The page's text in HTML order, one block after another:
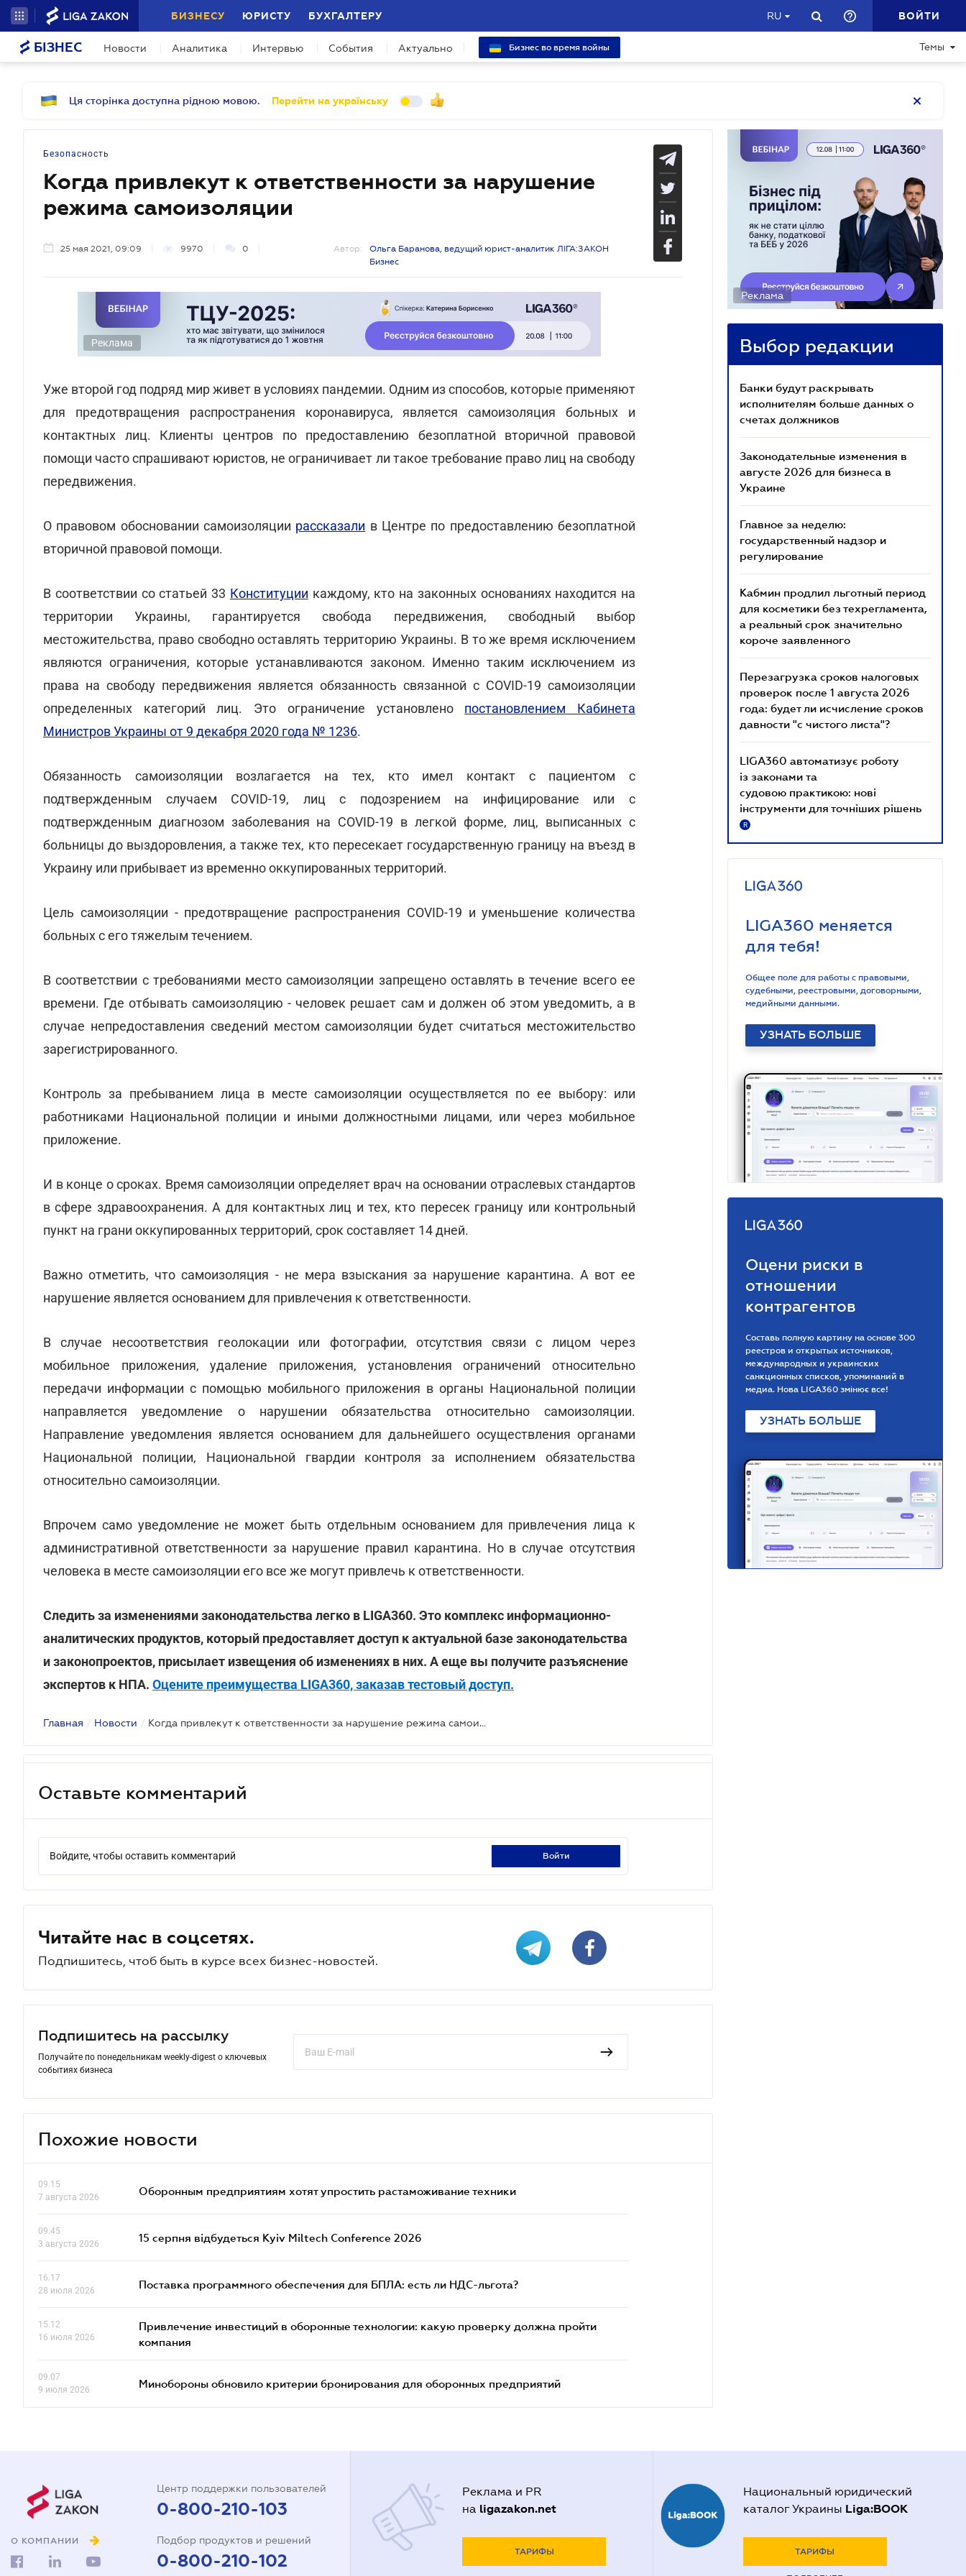
БИЗНЕСУ ЮРИСТУ БУХГАЛТЕРУ RU ВОЙТИ
БІЗНЕС Новости Аналитика Интервью События Актуально Бизнес во время войны Темы
Ця сторінка доступна рідною мовою. Перейти на українську
Безопасность
Когда привлекут к ответственности за нарушение
режима самоизоляции
25 мая 2021, 09:09 9970 0 Автор:
Ольга Баранова, ведущий юрист-аналитик ЛІГА:ЗАКОН
Бизнес
Реклама
Уже второй год подряд мир живет в условиях пандемии. Одним из способов, которые применяют
для предотвращения распространения коронавируса, является самоизоляция больных и
контактных лиц. Клиенты центров по предоставлению безоплатной вторичной правовой
помощи часто спрашивают юристов, не ограничивает ли такое требование право лиц на свободу
передвижения.
О правовом обосновании самоизоляции рассказали в Центре по предоставлению безоплатной
вторичной правовой помощи.
В соответствии со статьей 33 Конституции каждому, кто на законных основаниях находится на
территории Украины, гарантируется свобода передвижения, свободный выбор
местожительства, право свободно оставлять территорию Украины. В то же время исключением
являются ограничения, которые устанавливаются законом. Именно таким исключением из
права на свободу передвижения является обязанность связанной с COVID-19 самоизоляции
определенных категорий лиц. Это ограничение установлено постановлением Кабинета
Министров Украины от 9 декабря 2020 года № 1236.
Обязанность самоизоляции возлагается на тех, кто имел контакт с пациентом с
подтвержденным случаем COVID-19, лиц с подозрением на инфицирование или с
подтвержденным диагнозом заболевания на COVID-19 в легкой форме, лиц, выписанных с
больницы до выздоровления, а также тех, кто пересекает государственную границу на въезд в
Украину или прибывает из временно оккупированных территорий.
Цель самоизоляции - предотвращение распространения COVID-19 и уменьшение количества
больных с его тяжелым течением.
В соответствии с требованиями место самоизоляции запрещено оставлять в течение всего ее
времени. Где отбывать самоизоляцию - человек решает сам и должен об этом уведомить, а в
случае непредоставления сведений местом самоизоляции будет считаться местожительство
зарегистрированного.
Контроль за пребыванием лица в месте самоизоляции осуществляется по ее выбору: или
работниками Национальной полиции и иными должностными лицами, или через мобильное
приложение.
И в конце о сроках. Время самоизоляции определяет врач на основании отраслевых стандартов
в сфере здравоохранения. А для контактных лиц и тех, кто пересек границу или контрольный
пункт на грани оккупированных территорий, срок составляет 14 дней.
Важно отметить, что самоизоляция - не мера взыскания за нарушение карантина. А вот ее
нарушение является основанием для привлечения к ответственности.
В случае несоответствия геолокации или фотографии, отсутствия связи с лицом через
мобильное приложения, удаление приложения, установления ограничений относительно
передачи информации с помощью мобильного приложения в органы Национальной полиции
направляется уведомление о нарушении обязательства относительно самоизоляции.
Направление уведомления является основанием для дальнейшего осуществления органами
Национальной полиции, Национальной гвардии контроля за исполнением обязательства
относительно самоизоляции.
Впрочем само уведомление не может быть отдельным основанием для привлечения лица к
административной ответственности за нарушение правил карантина. Но в случае отсутствия
человека в месте самоизоляции его все же могут привлечь к ответственности.
Следить за изменениями законодательства легко в LIGA360. Это комплекс информационно-
аналитических продуктов, который предоставляет доступ к актуальной базе законодательства
и законопроектов, присылает извещения об изменениях в них. А еще вы получите разъяснение
экспертов к НПА. Оцените преимущества LIGA360, заказав тестовый доступ.
Главная / Новости / Когда привлекут к ответственности за нарушение режима самоизоляции
Оставьте комментарий
Войдите, чтобы оставить комментарий войти
Читайте нас в соцсетях.
Подпишитесь, чтоб быть в курсе всех бизнес-новостей.
Подпишитесь на рассылку
Получайте по понедельникам weekly-digest о ключевых
событиях бизнеса
Похожие новости
09.15
7 августа 2026
Оборонным предприятиям хотят упростить растаможивание техники
09.45
3 августа 2026
15 серпня відбудеться Kyiv Miltech Conference 2026
16.17
28 июля 2026
Поставка программного обеспечения для БПЛА: есть ли НДС-льгота?
15.12
16 июля 2026
Привлечение инвестиций в оборонные технологии: какую проверку должна пройти
компания
09.07
9 июля 2026
Минобороны обновило критерии бронирования для оборонных предприятий
Реклама
Выбор редакции
Банки будут раскрывать
исполнителям больше данных о
счетах должников
Законодательные изменения в
августе 2026 для бизнеса в
Украине
Главное за неделю:
государственный надзор и
регулирование
Кабмин продлил льготный период
для косметики без техрегламента,
а реальный срок значительно
короче заявленного
Перезагрузка сроков налоговых
проверок после 1 августа 2026
года: будет ли исчисление сроков
давности "с чистого листа"?
LIGA360 автоматизує роботу
із законами та
судовою практикою: нові
інструменти для точніших рішень
R
LIGA360 меняется
для тебя!
Общее поле для работы с правовыми,
судебными, реестровыми, договорными,
медийными данными.
УЗНАТЬ БОЛЬШЕ
Оцени риски в
отношении
контрагентов
Составь полную картину на основе 300
реестров и открытых источников,
международных и украинских
санкционных списков, упоминаний в
медиа. Нова LIGA360 змінює все!
УЗНАТЬ БОЛЬШЕ
О КОМПАНИИ
Центр поддержки пользователей
0-800-210-103
Подбор продуктов и решений
0-800-210-102
Реклама и PR
на ligazakon.net
ТАРИФЫ
Национальный юридический
каталог Украины Liga:BOOK
ТАРИФЫ